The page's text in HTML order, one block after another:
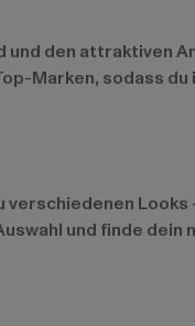
und den attraktiven
Marken, sodass
und finde dein